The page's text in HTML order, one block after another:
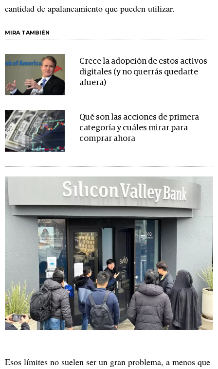
cantidad de apalancamiento que pueden utilizar.
MIRA TAMBIÉN
Crece la adopción de estos activos
digitales (y no querrás quedarte
afuera)
Qué son las acciones de primera
categoría y cuáles mirar para
comprar ahora
Esos límites no suelen ser un gran problema, a menos que